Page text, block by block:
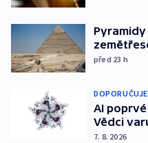
před 23 h
AI
Vědci
7. 8. 2026